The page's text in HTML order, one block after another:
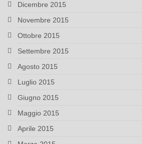
Dicembre 2015
Novembre 2015
Ottobre 2015
Settembre 2015
Agosto 2015
Luglio 2015
Giugno 2015
Maggio 2015
Aprile 2015